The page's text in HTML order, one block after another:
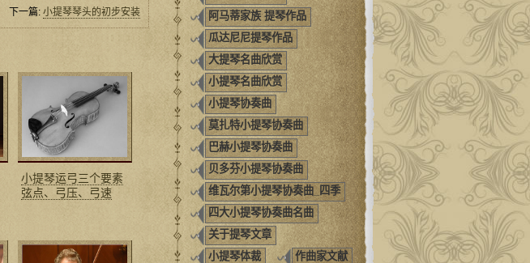
下一篇: 小提琴琴头的初步安装
小提琴运弓三个要素
弦点、弓压、弓速
阿马蒂家族 提琴作品
瓜达尼尼提琴作品
大提琴名曲欣赏
小提琴名曲欣赏
小提琴协奏曲
莫扎特小提琴协奏曲
巴赫小提琴协奏曲
贝多芬小提琴协奏曲
维瓦尔第小提琴协奏曲_四季
四大小提琴协奏曲名曲
关于提琴文章
小提琴体裁
作曲家文献